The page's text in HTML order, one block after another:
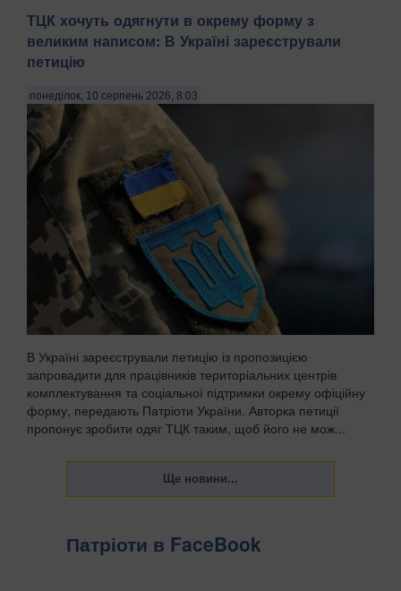
ТЦК хочуть одягнути в окрему форму з
великим написом: В Україні зареєстрували
петицію
понеділок, 10 серпень 2026, 8:03
В Україні зареєстрували петицію із пропозицією
запровадити для працівників територіальних центрів
комплектування та соціальної підтримки окрему офіційну
форму, передають Патріоти України. Авторка петиції
пропонує зробити одяг ТЦК таким, щоб його не мож...
Патріоти в FaceBook